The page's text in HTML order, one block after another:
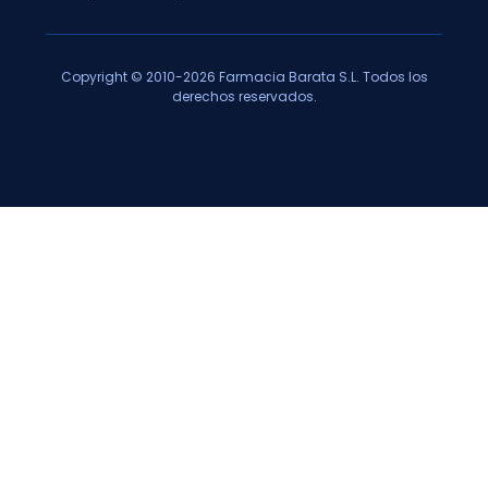
Copyright © 2010-2026 Farmacia Barata S.L. Todos los
derechos reservados.